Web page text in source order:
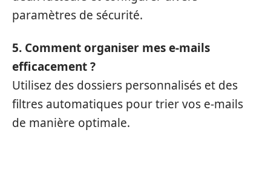
paramètres de sécurité.
5. Comment organiser mes e-mails
efficacement ?
Utilisez des dossiers personnalisés et des
filtres automatiques pour trier vos e-mails
de manière optimale.